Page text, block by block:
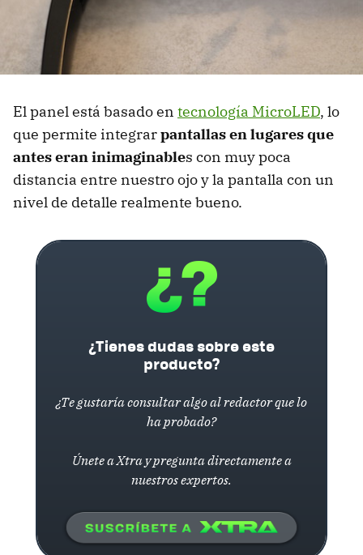
El panel está basado en tecnología MicroLED, lo
que permite integrarpantallas en lugares que
antes eran inimaginables con muy poca
distancia entre nuestro ojo y la pantalla con un
nivel de detalle realmente bueno.
¿Tienes dudas sobre este
producto?
¿Te gustaría consultar algo al redactor que lo
ha probado?
Únete a Xtra y pregunta directamente a
nuestros expertos.